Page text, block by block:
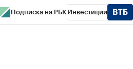
Подписка на РБК Инвестиции